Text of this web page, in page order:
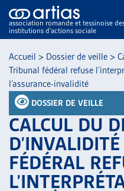
association romande et tessinoise
institutions d’actions sociale
NOS PUBLICATIONS
ARTICLES
DOSSIERS DU MOIS
Accueil > Dossier de veille >
Tribunal fédéral refuse
l’assurance-invalidité
DOSSIER DE VEILLE
CALCUL DU
FÉDÉRAL